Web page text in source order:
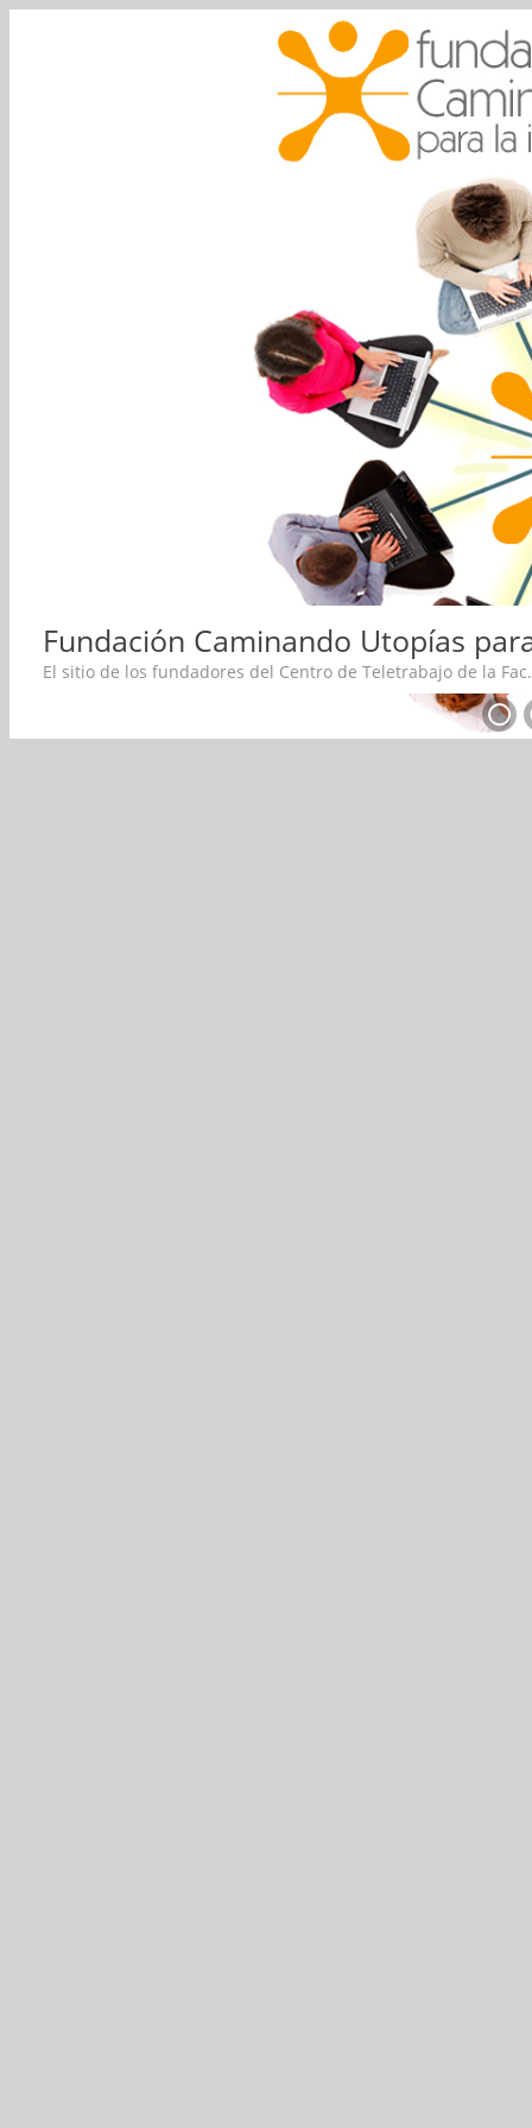
Fundación Caminando Utopías
El sitio de los fundadores del Centro de Teletrabajo de la Fac.